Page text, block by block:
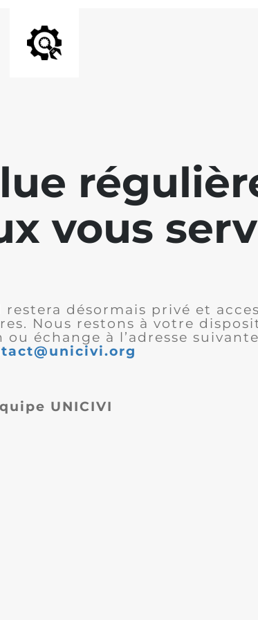
vous
désormais privé et
Nous restons à votre
échange à l’adresse
UNICIVI